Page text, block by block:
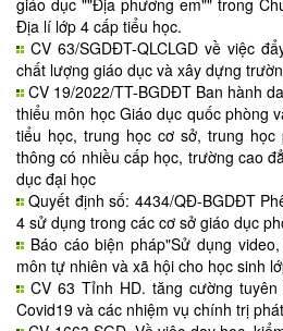
Địa lí lớp 4 cấp tiểu học.
CV 63/SGDĐT-QLCLGD về việc
chất lượng giáo dục và xây dựng
CV 19/2022/TT-BGDĐT Ban hành
thiểu môn học Giáo dục quốc phòng
tiểu học, trung học cơ sở, trung
thông có nhiều cấp học, trường cao
dục đại học
Quyết định số: 4434/QĐ-BGDĐT
4 sử dụng trong các cơ sở giáo dục
Báo cáo biện pháp"Sử dụng
môn tự nhiên và xã hội cho học sinh
CV 63 Tỉnh HD. tăng cường
Covid19 và các nhiệm vụ chính trị